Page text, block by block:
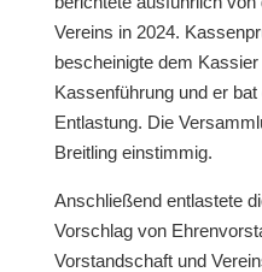
Vereins in 2024.
bescheinigte dem
Kassenführung und er
Entlastung. Die
Breitling einstimmig.
Anschließend entlastete
Vorschlag von
Vorstandschaft und